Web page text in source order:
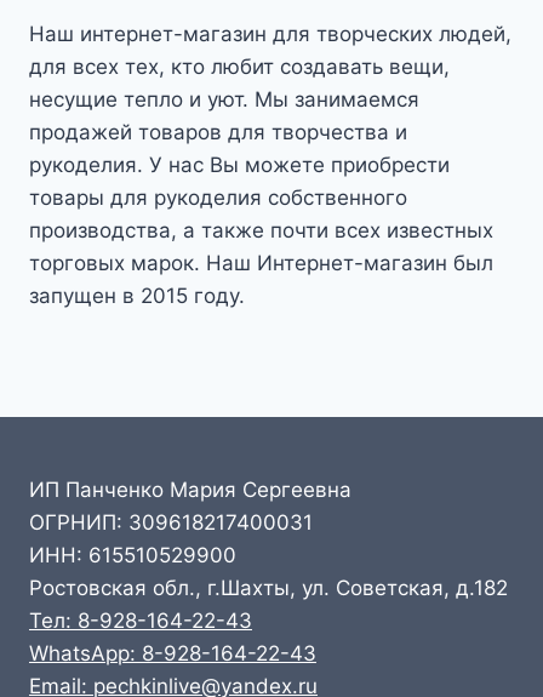
Наш интернет-магазин для творческих людей,
для всех тех, кто любит создавать вещи,
несущие тепло и уют. Мы занимаемся
продажей товаров для творчества и
рукоделия. У нас Вы можете приобрести
товары для рукоделия собственного
производства, а также почти всех известных
торговых марок. Наш Интернет-магазин был
запущен в 2015 году.
ИП Панченко Мария Сергеевна
ОГРНИП: 309618217400031
ИНН: 615510529900
Ростовская обл., г.Шахты, ул. Советская, д.182
Тел: 8-928-164-22-43
WhatsApp: 8-928-164-22-43
Email: pechkinlive@yandex.ru